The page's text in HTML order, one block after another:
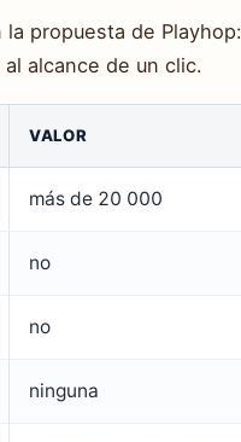
propuesta de Playhop:
alcance de un clic.
VALOR
más de 20 000
no
no
ninguna